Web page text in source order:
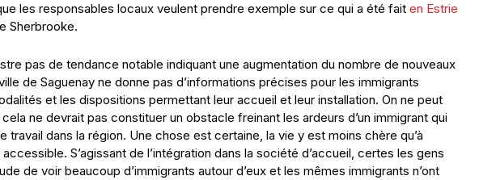
les responsables locaux veulent prendre exemple sur ce qui a été fait en Estrie
Sherbrooke.
pas de tendance notable indiquant une augmentation du nombre de nouveaux
de Saguenay ne donne pas d’informations précises pour les immigrants
et les dispositions permettant leur accueil et leur installation. On ne peut
ne devrait pas constituer un obstacle freinant les ardeurs d’un immigrant qui
travail dans la région. Une chose est certaine, la vie y est moins chère qu’à
S’agissant de l’intégration dans la société d’accueil, certes les gens
de voir beaucoup d’immigrants autour d’eux et les mêmes immigrants n’ont